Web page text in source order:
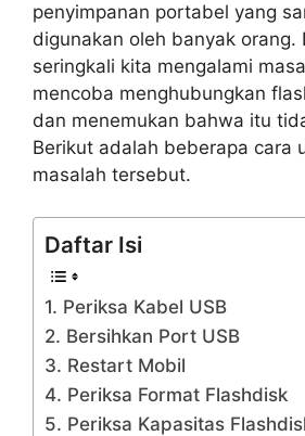
penyimpanan portabel yang
digunakan oleh banyak orang.
seringkali kita mengalami
mencoba menghubungkan
dan menemukan bahwa itu
Berikut adalah beberapa cara
masalah tersebut.
Daftar Isi
1. Periksa Kabel USB
2. Bersihkan Port USB
3. Restart Mobil
4. Periksa Format Flashdisk
5. Periksa Kapasitas